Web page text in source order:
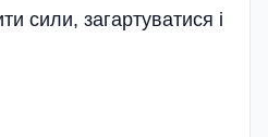
сили, загартуватися і